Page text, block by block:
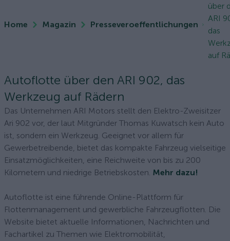
Home Magazin Presseveroeffentlichungen
über
ARI
das
auf
Autoflotte über den ARI 902, das
Werkzeug auf Rädern
Das Unternehmen ARI Motors stellt den Elektro-Zweisitzer
Ari 902 vor, der laut Mitgründer Thomas Kuwatsch kein Auto
ist, sondern ein Werkzeug. Geeignet vor allem für
Gewerbetreibende, bietet das kompakte Fahrzeug vielseitige
Einsatzmöglichkeiten, eine Reichweite von bis zu 200
Kilometern und niedrige Betriebskosten. Mehr dazu!
Autoflotte ist eine führende Online-Plattform für
Flottenmanagement und gewerbliche Fahrzeugflotten. Die
Website bietet aktuelle Informationen, Nachrichten und
Fachartikel zu Themen wie Elektromobilität,